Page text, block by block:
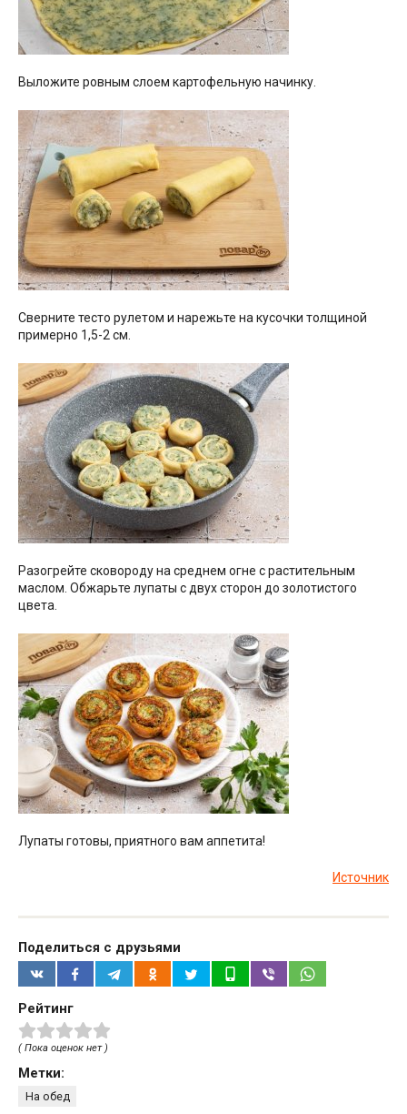
Выложите ровным слоем картофельную начинку.
Сверните тесто рулетом и нарежьте на кусочки толщиной
примерно 1,5-2 см.
Разогрейте сковороду на среднем огне с растительным
маслом. Обжарьте лупаты с двух сторон до золотистого
цвета.
Лупаты готовы, приятного вам аппетита!
Источник
Поделиться с друзьями
Рейтинг
( Пока оценок нет )
Метки:
На обед